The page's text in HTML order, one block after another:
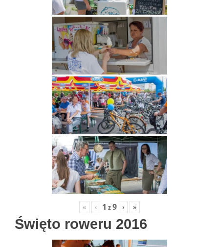
« ‹ 1 z9 › »
Święto roweru 2016